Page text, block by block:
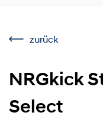
zurück
NRGkick
Select